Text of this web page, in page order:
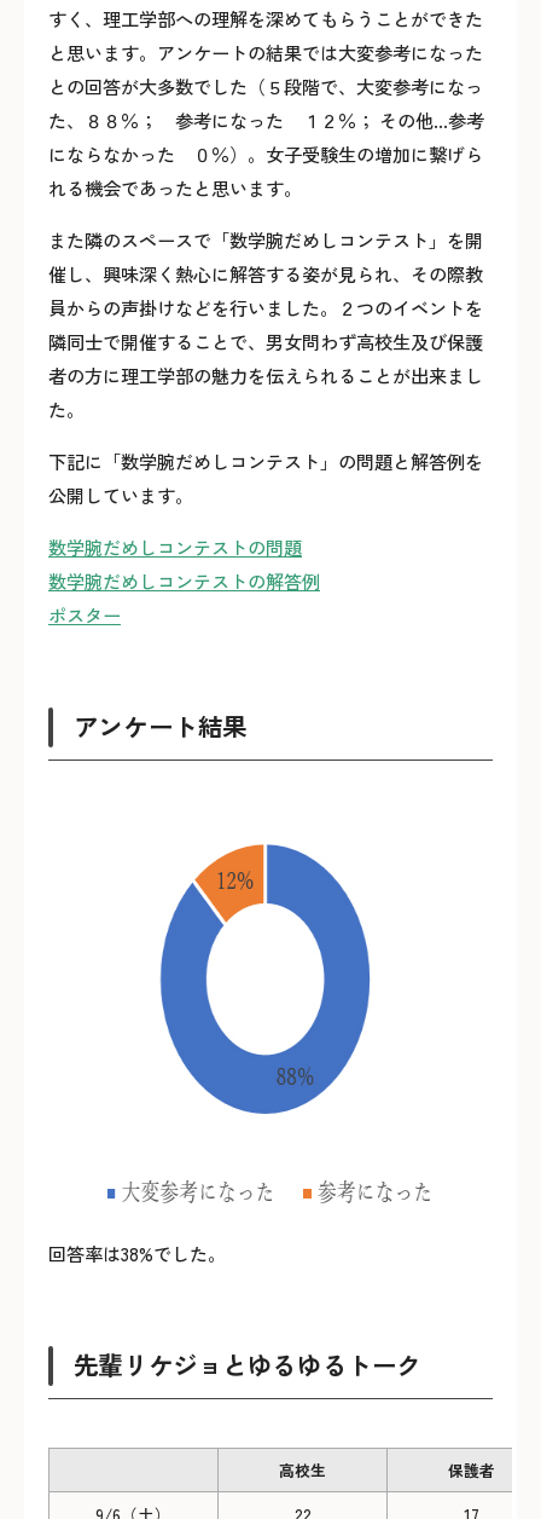
すく、理工学部への理解を深めてもらうことができた
と思います。アンケートの結果では大変参考になった
との回答が大多数でした（５段階で、大変参考になっ
た、８８％； 参考になった １２％； その他…参考
にならなかった ０％）。女子受験生の増加に繋げら
れる機会であったと思います。
また隣のスペースで「数学腕だめしコンテスト」を開
催し、興味深く熱心に解答する姿が見られ、その際教
員からの声掛けなどを行いました。２つのイベントを
隣同士で開催することで、男女問わず高校生及び保護
者の方に理工学部の魅力を伝えられることが出来まし
た。
下記に「数学腕だめしコンテスト」の問題と解答例を
公開しています。
数学腕だめしコンテストの問題
数学腕だめしコンテストの解答例
ポスター
アンケート結果
回答率は38%でした。
先輩リケジョとゆるゆるトーク
高校生 保護者